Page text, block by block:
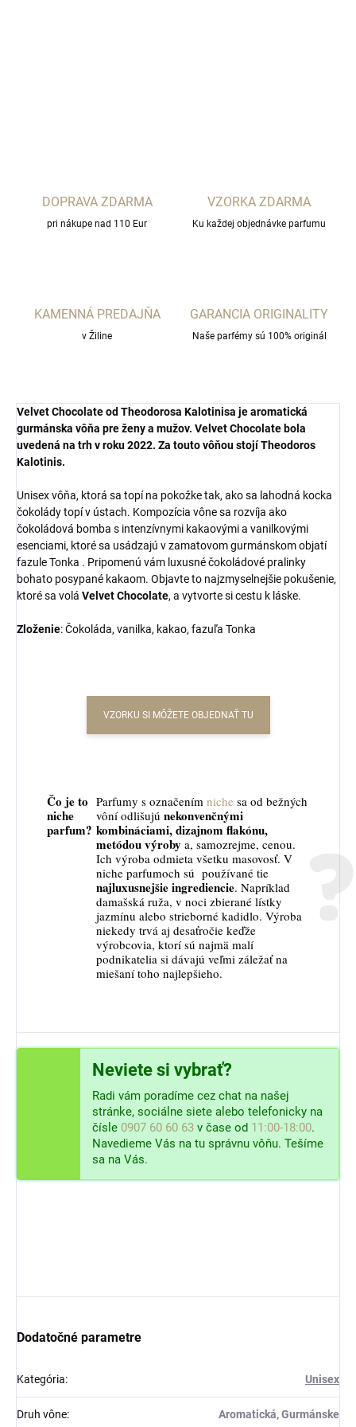
DOPRAVA ZDARMA
pri nákupe nad 110 Eur
VZORKA ZDARMA
Ku každej objednávke parfumu
KAMENNÁ PREDAJŇA
v Žiline
GARANCIA ORIGINALITY
Naše parfémy sú 100% originál
Velvet Chocolate od Theodorosa Kalotinisa je aromatická
gurmánska vôňa pre ženy a mužov. Velvet Chocolate bola
uvedená na trh v roku 2022. Za touto vôňou stojí Theodoros
Kalotinis.
Unisex vôňa, ktorá sa topí na pokožke tak, ako sa lahodná kocka
čokolády topí v ústach. Kompozícia vône sa rozvíja ako
čokoládová bomba s intenzívnymi kakaovými a vanilkovými
esenciami, ktoré sa usádzajú v zamatovom gurmánskom objatí
fazule Tonka . Pripomenú vám luxusné čokoládové pralinky
bohato posypané kakaom. Objavte to najzmyselnejšie pokušenie,
ktoré sa volá Velvet Chocolate, a vytvorte si cestu k láske.
Zloženie: Čokoláda, vanilka, kakao, fazuľa Tonka
VZORKU SI MÔŽETE OBJEDNAŤ TU
Čo je to
niche
parfum?
Parfumy s označením niche sa od bežných
vôní odlišujú nekonvenčnými
kombináciami, dizajnom flakónu,
metódou výroby a, samozrejme, cenou.
Ich výroba odmieta všetku masovosť. V
niche parfumoch sú používané tie
najluxusnejšie ingrediencie. Napríklad
damašská ruža, v noci zbierané lístky
jazmínu alebo strieborné kadidlo. Výroba
niekedy trvá aj desaťročie keďže
výrobcovia, ktorí sú najmä malí
podnikatelia si dávajú veľmi záležať na
miešaní toho najlepšieho.
Neviete si vybrať?
Radi vám poradíme cez chat na našej
stránke, sociálne siete alebo telefonicky na
čísle 0907 60 60 63 v čase od 11:00-18:00.
Navedieme Vás na tu správnu vôňu. Tešíme
sa na Vás.
Dodatočné parametre
Kategória: Unisex
Druh vône: Aromatická, Gurmánske